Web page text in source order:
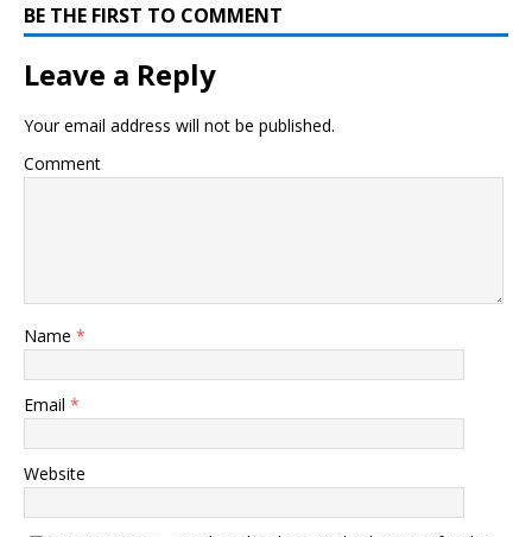
BE THE FIRST TO COMMENT
Leave a Reply
Your email address will not be published.
Comment
Name *
Email *
Website